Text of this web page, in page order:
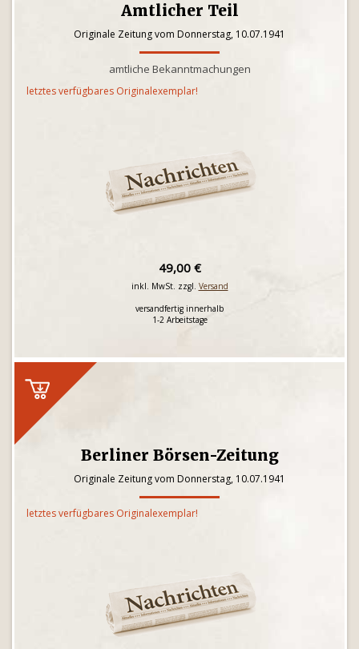
Amtlicher Teil
Originale Zeitung vom Donnerstag, 10.07.1941
amtliche Bekanntmachungen
letztes verfügbares Originalexemplar!
49,00 €
inkl. MwSt. zzgl. Versand
versandfertig innerhalb
1-2 Arbeitstage
Berliner Börsen-Zeitung
Originale Zeitung vom Donnerstag, 10.07.1941
letztes verfügbares Originalexemplar!